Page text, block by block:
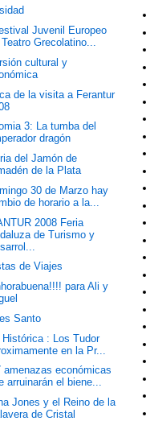
Juvenil Europeo
Grecolatino...
cultural y
de la visita a Ferantur
3: La tumba del
dragón
del Jamón de
de la Plata
30 de Marzo hay
de horario a la...
2008 Feria
de Turismo y
de Viajes
para Ali y
Santo
Histórica : Los Tudor
en la Pr...
amenazas económicas
arruinarán el biene...
Jones y el Reino de la
de Cristal